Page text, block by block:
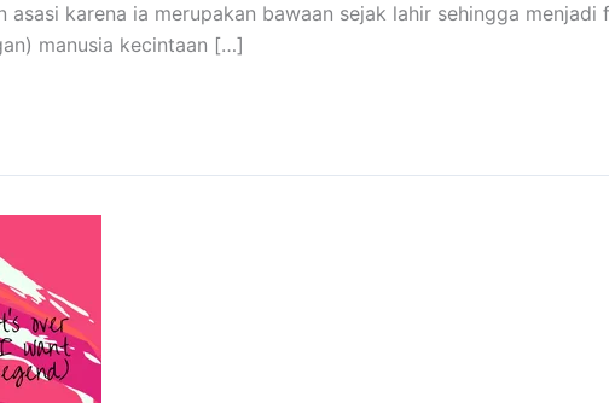
karena ia merupakan bawaan sejak lahir sehingga menjadi
manusia kecintaan […]